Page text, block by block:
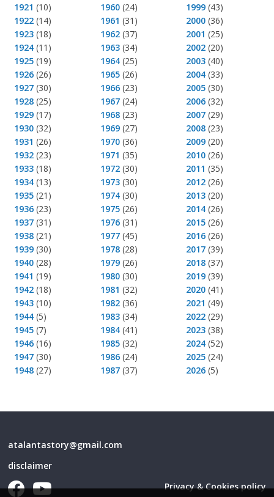
1921 (10)
1922 (14)
1923 (18)
1924 (11)
1925 (19)
1926 (26)
1927 (30)
1928 (25)
1929 (17)
1930 (32)
1931 (26)
1932 (23)
1933 (18)
1934 (13)
1935 (21)
1936 (23)
1937 (31)
1938 (21)
1939 (30)
1940 (28)
1941 (19)
1942 (18)
1943 (10)
1944 (5)
1945 (7)
1946 (16)
1947 (30)
1948 (27)
1960(24)
1961 (31)
1962(37)
1963(34)
1964(25)
1965(26)
1966(23)
1967(24)
1968(23)
1969(27)
1970(36)
1971 (35)
1972(30)
1973(30)
1974(30)
1975(26)
1976(31)
1977(45)
1978(28)
1979(26)
1980(30)
1981 (32)
1982(36)
1983(34)
1984(41)
1985(32)
1986(24)
1987(37)
1999 (43)
2000 (36)
2001 (25)
2002 (20)
2003 (40)
2004 (33)
2005 (30)
2006 (32)
2007 (29)
2008 (23)
2009 (20)
2010 (26)
2011 (35)
2012 (26)
2013 (20)
2014 (26)
2015 (26)
2016 (26)
2017 (39)
2018 (37)
2019 (39)
2020 (41)
2021 (49)
2022 (29)
2023 (38)
2024 (52)
2025 (24)
2026 (5)
atalantastory@gmail.com
disclaimer
Privacy & Cookies policy